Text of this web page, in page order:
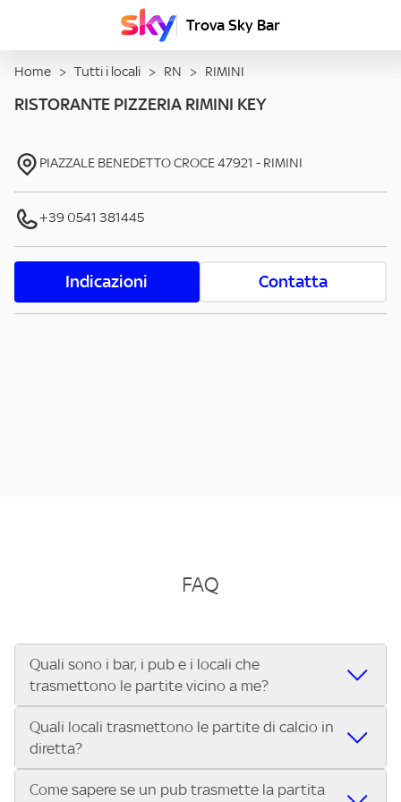
Trova Sky Bar
Home > Tutti i locali > RN > RIMINI
RISTORANTE PIZZERIA RIMINI KEY
PIAZZALE BENEDETTO CROCE47921 - RIMINI
+39 0541 381445
Indicazioni Contatta
FAQ
Quali sono i bar, i pub e i locali che
trasmettono le partite vicino a me?
Se cerchi un bar, pub, ristorante o locale vicino a te per
vedere le partite di Serie A ENILIVE, la Serie C Sky Wifi, la
UEFA Champions League, la UEFA Europa League, la UEFA
Conference League, il Tennis, la Formula 1®, la MotoGP™ e
Quali locali trasmettono le partite di calcio in
diretta?
Vuoi sapere quali bar, pub o ristoranti mostrano le partite
Come sapere se un pub trasmette la partita